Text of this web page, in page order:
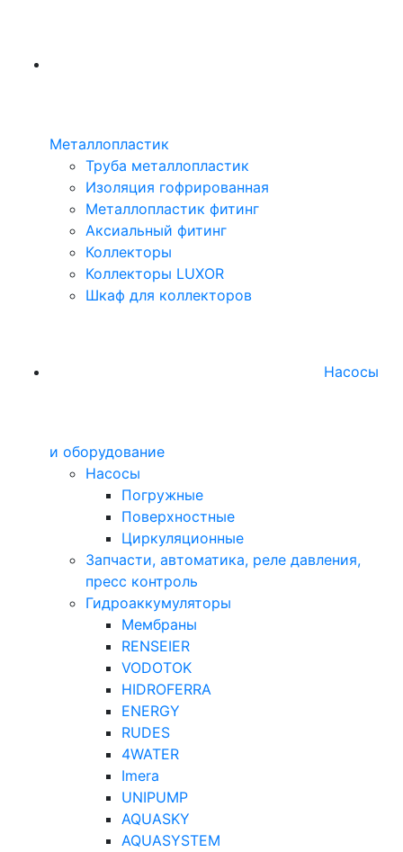
Металлопластик
Труба металлопластик
Изоляция гофрированная
Металлопластик фитинг
Аксиальный фитинг
Коллекторы
Коллекторы LUXOR
Шкаф для коллекторов
Насосы
и оборудование
Насосы
Погружные
Поверхностные
Циркуляционные
Запчасти, автоматика, реле давления,
пресс контроль
Гидроаккумуляторы
Мембраны
RENSEIER
VODOTOK
HIDROFERRA
ENERGY
RUDES
4WATER
Imera
UNIPUMP
AQUASKY
AQUASYSTEM